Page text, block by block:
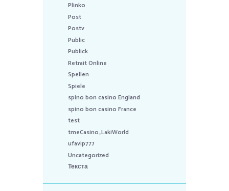
Plinko
Post
Postv
Public
Publick
Retrait Online
Spellen
Spiele
spino bon casino England
spino bon casino France
test
tmeCasino_LakiWorld
ufavip777
Uncategorized
Текста